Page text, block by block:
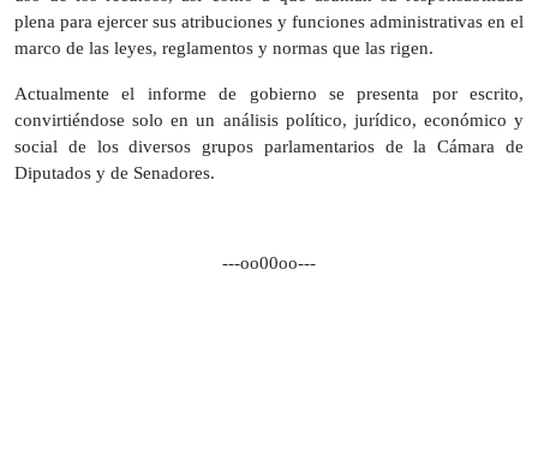
plena para ejercer sus atribuciones y funciones administrativas en el
marco de las leyes, reglamentos y normas que las rigen.
Actualmente el informe de gobierno se presenta por escrito,
convirtiéndose solo en un análisis político, jurídico, económico y
social de los diversos grupos parlamentarios de la Cámara de
Diputados y de Senadores.
---oo00oo---